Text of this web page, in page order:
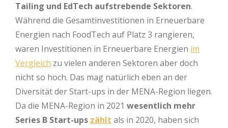
Tailing und EdTech aufstrebende Sektoren.
Während die Gesamtinvestitionen in Erneuerbare
Energien nach FoodTech auf Platz 3 rangieren,
waren Investitionen in Erneuerbare Energien im
Vergleich zu vielen anderen Sektoren aber doch
nicht so hoch. Das mag natürlich eben an der
Diversität der Start-ups in der MENA-Region liegen.
Da die MENA-Region in 2021 wesentlich mehr
Series B Start-ups zählt als in 2020, haben sich